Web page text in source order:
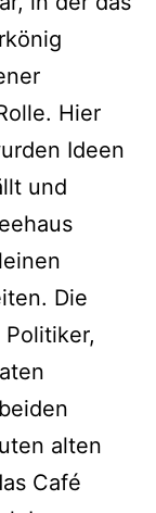
Hier
Ideen
und
Die
alten
Café